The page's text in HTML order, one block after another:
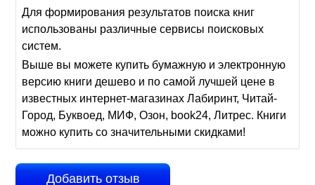
Для формирования результатов поиска книг
использованы различные сервисы поисковых
систем.
Выше вы можете купить бумажную и электронную
версию книги дешево и по самой лучшей цене в
известных интернет-магазинах Лабиринт, Читай-
Город, Буквоед, МИФ, Озон, book24, Литрес. Книги
можно купить со значительными скидками!
Добавить отзыв